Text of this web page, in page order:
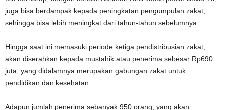
juga bisa berdampak kepada peningkatan pengumpulan zakat,
sehingga bisa lebih meningkat dari tahun-tahun sebelumnya.
Hingga saat ini memasuki periode ketiga pendistribusian zakat,
akan diserahkan kepada mustahik atau penerima sebesar Rp690
juta, yang didalamnya merupakan gabungan zakat untuk
pendidikan dan kesehatan.
Adapun jumlah penerima sebanyak 950 orang, yang akan